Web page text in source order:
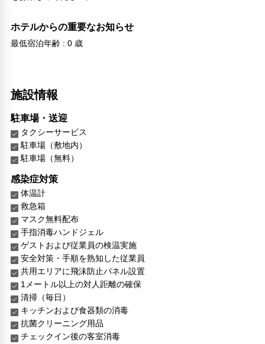
ホテルからの重要なお知らせ
最低宿泊年齢 : 0 歳
施設情報
駐車場・送迎
タクシーサービス
駐車場（敷地内）
駐車場（無料）
感染症対策
体温計
救急箱
マスク無料配布
手指消毒ハンドジェル
ゲストおよび従業員の検温実施
安全対策・手順を熟知した従業員
共用エリアに飛沫防止パネル設置
1メートル以上の対人距離の確保
清掃（毎日）
キッチンおよび食器類の消毒
抗菌クリーニング用品
チェックイン後の客室消毒